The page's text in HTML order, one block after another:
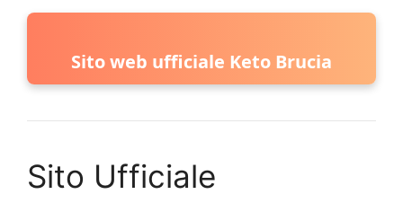
Sito web ufficiale Keto Brucia
Sito Ufficiale